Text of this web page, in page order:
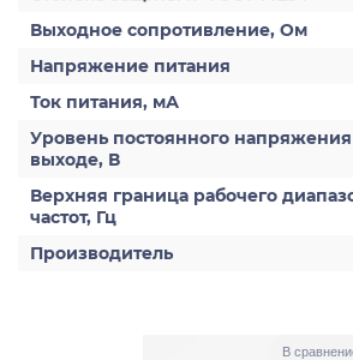
Выходное сопротивление, Ом
Напряжение питания
Ток питания, мА
Уровень постоянного
выходе, В
Верхняя граница рабочего
частот, Гц
Производитель
В